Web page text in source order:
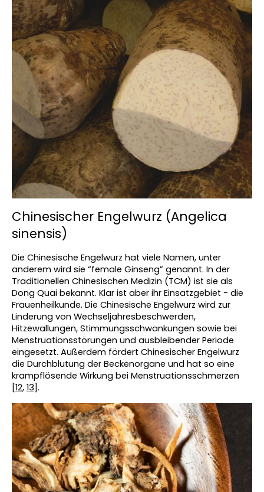
Chinesischer Engelwurz (Angelica
sinensis)
Die Chinesische Engelwurz hat viele Namen, unter
anderem wird sie “female Ginseng” genannt. In der
Traditionellen Chinesischen Medizin (TCM) ist sie als
Dong Quai bekannt. Klar ist aber ihr Einsatzgebiet - die
Frauenheilkunde. Die Chinesische Engelwurz wird zur
Linderung von Wechseljahresbeschwerden,
Hitzewallungen, Stimmungsschwankungen sowie bei
Menstruationsstörungen und ausbleibender Periode
eingesetzt. Außerdem fördert Chinesischer Engelwurz
die Durchblutung der Beckenorgane und hat so eine
krampflösende Wirkung bei Menstruationsschmerzen
[12, 13].